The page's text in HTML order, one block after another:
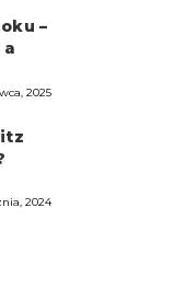
–
2025
2024